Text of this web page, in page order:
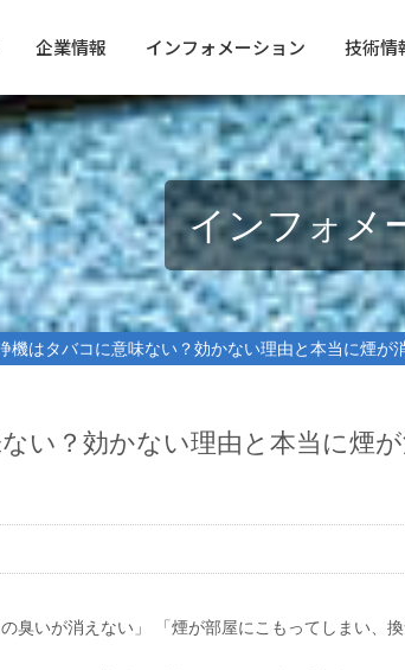
企業情報 インフォメーション 技術情
インフォメ
はタバコに意味ない？効かない理由と本当に煙が消
い？効かない理由と本当に煙
臭いが消えない」 「煙が部屋にこもってしまい、